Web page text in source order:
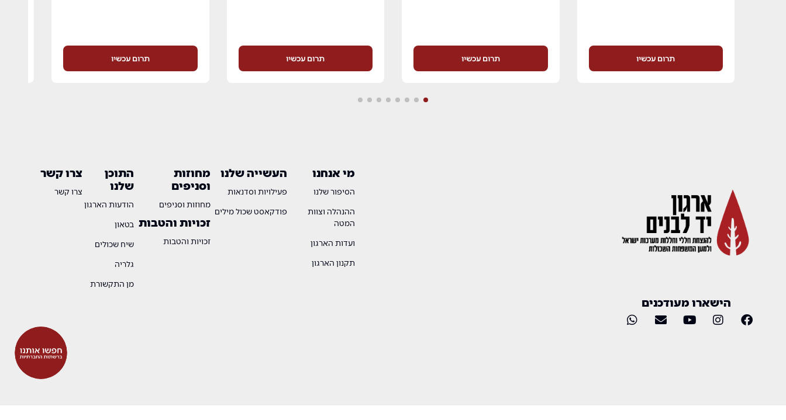
תרום עכשיו תרום עכשיו תרום עכשיו תרום עכשיו
צרו קשר
צרו קשר
התוכן
שלנו
הודעות הארגון
בטאון
שיח שכולים
גלריה
מן התקשורת
מחוזות
וסניפים
מחוזות וסניפים
זכויות והטבות
זכויות והטבות
העשייה שלנו
פעילויות וסדנאות
פודקאסט שכול מילים
מי אנחנו
הסיפור שלנו
ההנהלה וצוות
המטה
ועדות הארגון
תקנון הארגון
הישארו מעודכנים